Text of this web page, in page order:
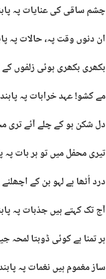
چشم ساقی کی عنایات پہ
ان دنوں وقت پہ، حالات پہ
بکھری بکھری ہوئی زلفوں
مے کشو! عہد خرابات پہ
دل شکن ہو کے چلے آئے تری
تیری محفل میں تو ہر بات پہ
درد اُٹھا ہے لہو بن کے
آج تک کہتے ہیں جذبات پہ
ہر تمنا ہے کوئی ڈوبتا لمحہ
ساز مغموم ہیں نغمات پہ